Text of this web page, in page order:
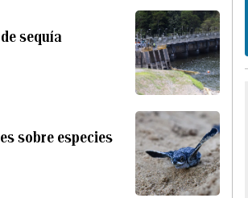
sequía
sobre especies